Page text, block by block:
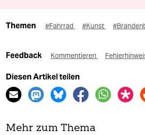
Themen #Fahrrad #Kunst
Feedback Kommentieren
Diesen Artikel teilen
Mehr zum Thema